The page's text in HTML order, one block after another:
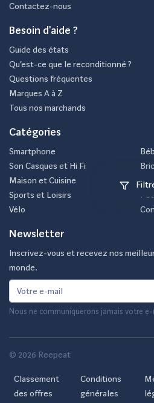
Contactez-nous
Besoin d'aide ?
Guide des états
Qu’est-ce que le reconditionné ?
Questions fréquentes
Marques A à Z
Tous nos marchands
Catégories
Smartphone
Son Casques et Hi Fi
Maison et Cuisine
Sports et Loisirs
Vélo
Newsletter
Inscrivez-vous et recevez nos
monde.
Nous ne communiquerons jamais votre e-
© 2026 Reepeat
Classement
des offres
Conditions
générales